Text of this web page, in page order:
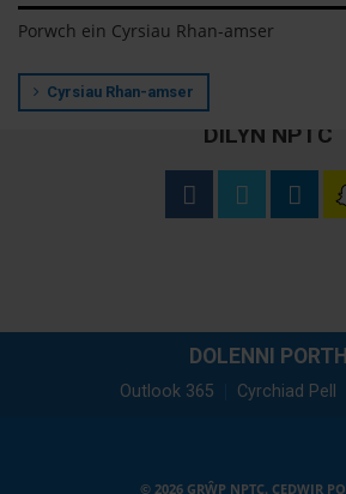
Porwch ein Cyrsiau Rhan-amser
Cyrsiau Rhan-amser
DILYN NPTC
DOLENNI PORTH
Outlook 365 Cyrchiad Pell
© 2026 GRŴP NPTC. CEDWIR